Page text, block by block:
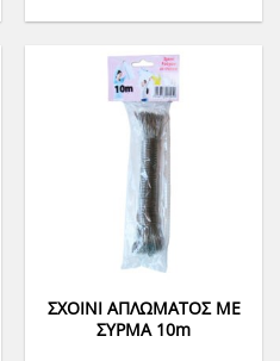
ΣΧΟΙΝΙ ΑΠΛΩΜΑΤΟΣ ΜΕ
ΣΥΡΜΑ 10m